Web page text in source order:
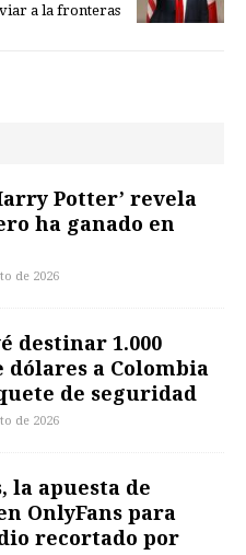
a la fronteras
Potter’ revela
ha ganado en
de 2026
destinar 1.000
a Colombia
de seguridad
de 2026
la apuesta de
OnlyFans para
recortado por